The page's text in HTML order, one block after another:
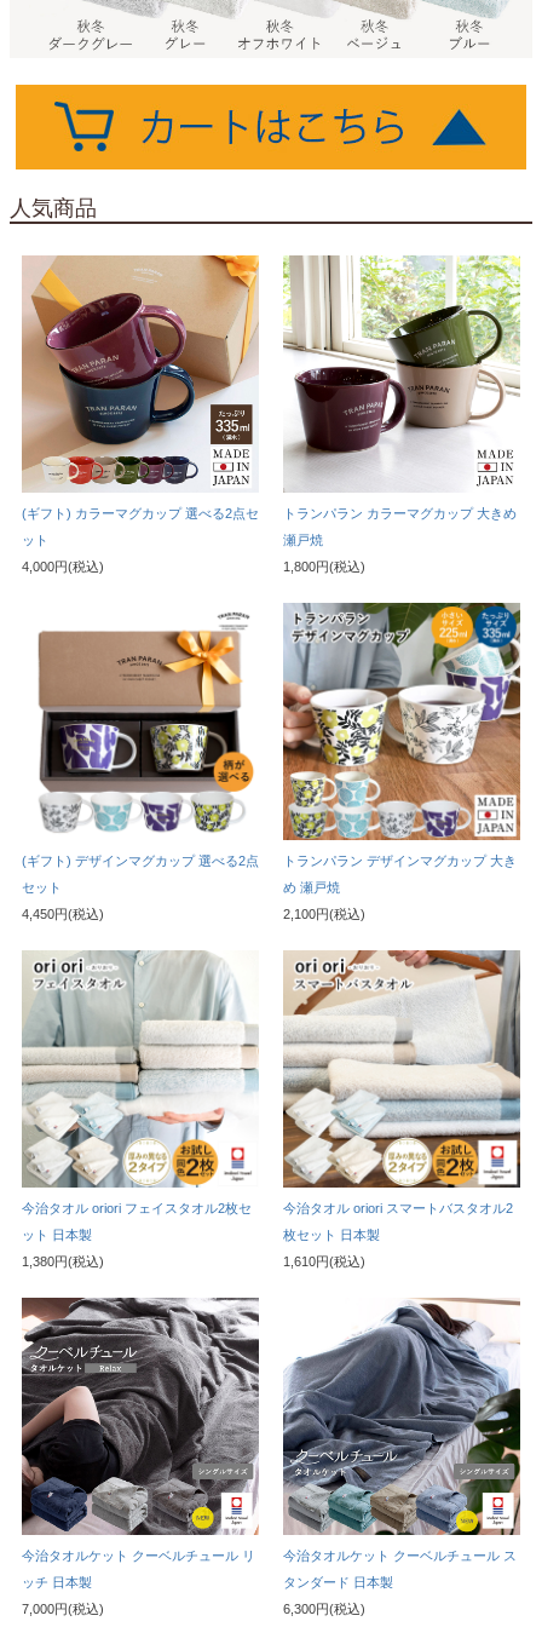
人気商品
(ギフト) カラーマグカップ 選べる2点セ
ット
4,000円(税込)
トランパラン カラーマグカップ 大きめ
瀬戸焼
1,800円(税込)
(ギフト) デザインマグカップ 選べる2点
セット
4,450円(税込)
トランパラン デザインマグカップ 大き
め 瀬戸焼
2,100円(税込)
今治タオル oriori フェイスタオル2枚セ
ット 日本製
1,380円(税込)
今治タオル oriori スマートバスタオル2
枚セット 日本製
1,610円(税込)
今治タオルケット クーベルチュール リ
ッチ 日本製
7,000円(税込)
今治タオルケット クーベルチュール ス
タンダード 日本製
6,300円(税込)